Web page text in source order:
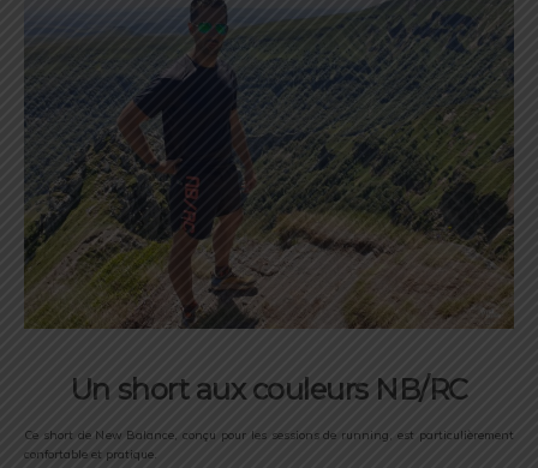
Un short aux couleurs NB/RC
Ce short de New Balance, conçu pour les sessions de running, est particulièrement
confortable et pratique.